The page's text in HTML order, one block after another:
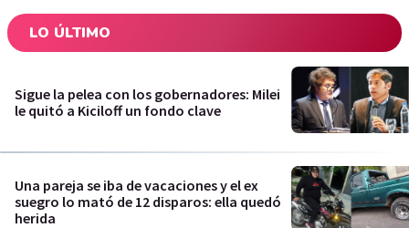
LO ÚLTIMO
Sigue la pelea con los gobernadores: Milei
le quitó a Kiciloff un fondo clave
Una pareja se iba de vacaciones y el ex
suegro lo mató de 12 disparos: ella quedó
herida